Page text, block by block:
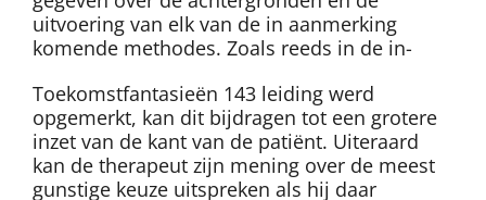
uitvoering van elk van de in aanmerking
komende methodes. Zoals reeds in de in-
Toekomstfantasieën 143 leiding werd
opgemerkt, kan dit bijdragen tot een grotere
inzet van de kant van de patiënt. Uiteraard
kan de therapeut zijn mening over de meest
gunstige keuze uitspreken als hij daar